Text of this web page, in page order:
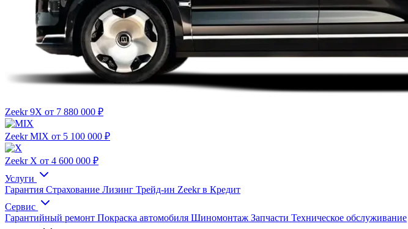
Zeekr 9X от 7 880 000 ₽
Zeekr MIX от 5 100 000 ₽
Zeekr X от 4 600 000 ₽
Услуги
Гарантия Страхование Лизинг Трейд-ин Zeekr в Кредит
Сервис
Гарантийный ремонт Покраска автомобиля Шиномонтаж Запчасти Техническое обслуживание